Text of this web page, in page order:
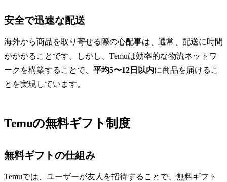
安全で迅速な配送
海外から商品を取り寄せる際の心配事は、通常、配送に時間
がかかることです。しかし、Temuは効率的な物流ネットワ
ークを構築することで、 平均5〜12日以内に商品を届けるこ
とを実現しています。
Temuの無料ギフト制度
無料ギフトの仕組み
Temuでは、ユーザーが友人を招待することで、無料ギフト